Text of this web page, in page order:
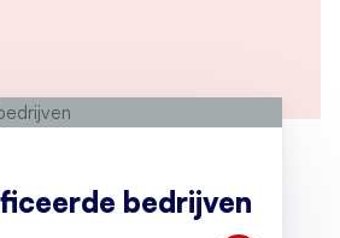
bedrijven